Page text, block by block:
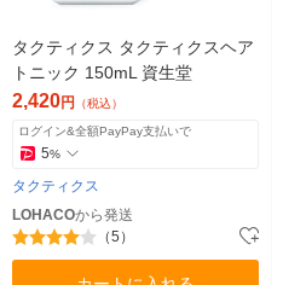
タクティクス タクティクスヘア
トニック 150mL 資生堂
2,420円 （税込）
ログイン&全額PayPay支払いで
5%
タクティクス
LOHACOから発送
（5）